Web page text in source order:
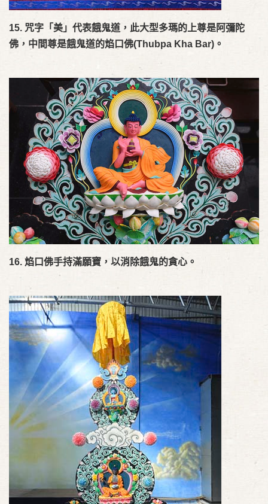
15. 咒字「美」代表餓鬼道，此大型多瑪的上尊是阿彌陀
佛，中間尊是餓鬼道的焰口佛(Thubpa Kha Bar)。
16. 焰口佛手持滿願寶，以消除餓鬼的貪心。